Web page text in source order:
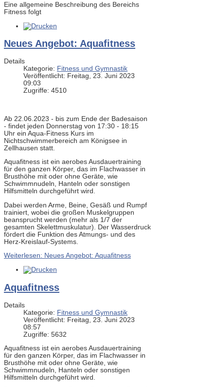
Eine allgemeine Beschreibung des Bereichs
Fitness folgt
Neues Angebot: Aquafitness
Details
Kategorie: Fitness und Gymnastik
Veröffentlicht: Freitag, 23. Juni 2023
09:03
Zugriffe: 4510
Ab 22.06.2023 - bis zum Ende der Badesaison
- findet jeden Donnerstag von 17:30 - 18:15
Uhr ein Aqua-Fitness Kurs im
Nichtschwimmerbereich am Königsee in
Zellhausen statt.
Aquafitness ist ein aerobes Ausdauertraining
für den ganzen Körper, das im Flachwasser in
Brusthöhe mit oder ohne Geräte, wie
Schwimmnudeln, Hanteln oder sonstigen
Hilfsmitteln durchgeführt wird.
Dabei werden Arme, Beine, Gesäß und Rumpf
trainiert, wobei die großen Muskelgruppen
beansprucht werden (mehr als 1/7 der
gesamten Skelettmuskulatur). Der Wasserdruck
fördert die Funktion des Atmungs- und des
Herz-Kreislauf-Systems.
Weiterlesen: Neues Angebot: Aquafitness
Aquafitness
Details
Kategorie: Fitness und Gymnastik
Veröffentlicht: Freitag, 23. Juni 2023
08:57
Zugriffe: 5632
Aquafitness ist ein aerobes Ausdauertraining
für den ganzen Körper, das im Flachwasser in
Brusthöhe mit oder ohne Geräte, wie
Schwimmnudeln, Hanteln oder sonstigen
Hilfsmitteln durchgeführt wird.